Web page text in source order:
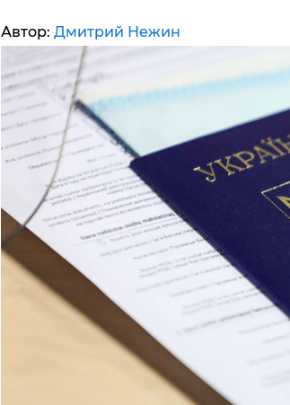
Автор: Дмитрий Нежин